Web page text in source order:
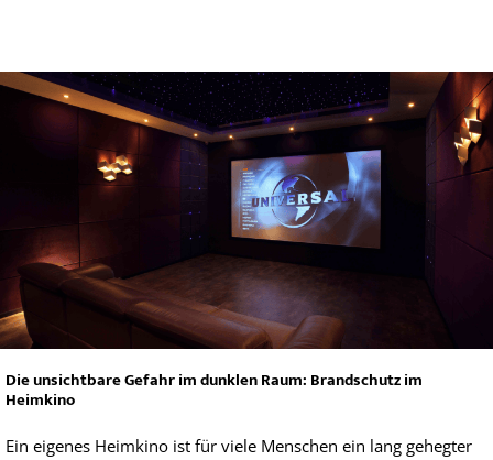
Die unsichtbare Gefahr im dunklen Raum: Brandschutz im
Heimkino
Ein eigenes Heimkino ist für viele Menschen ein lang gehegter